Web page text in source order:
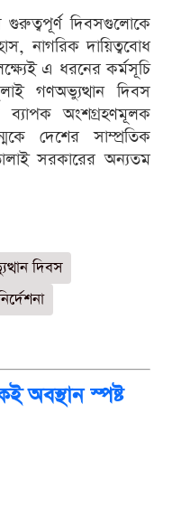
গুরুত্বপূর্ণ দিবসগুলোকে
নাগরিক দায়িত্ববোধ
এ ধরনের কর্মসূচি
গণঅভ্যুত্থান দিবস
ব্যাপক অংশগ্রহণমূলক
দেশের সাম্প্রতিক
সরকারের অন্যতম
দিবস
অবস্থান স্পষ্ট